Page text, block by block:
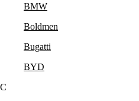
BMW
Boldmen
Bugatti
BYD
C